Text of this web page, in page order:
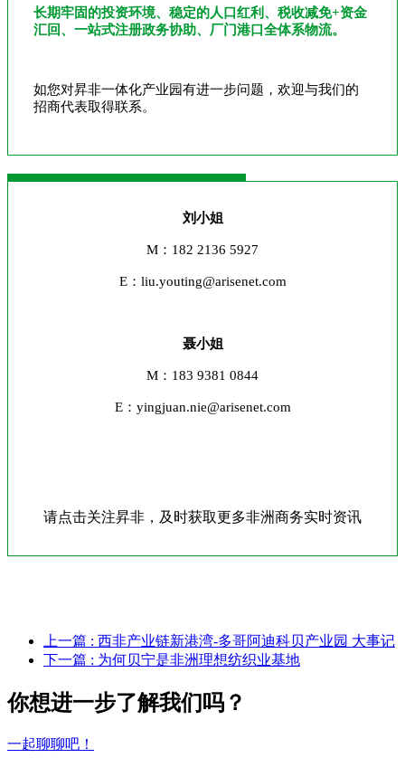
长期牢固的投资环境、稳定的人口红利、税收减免+资金
汇回、一站式注册政务协助、厂门港口全体系物流。
如您对昇非一体化产业园有进一步问题，欢迎与我们的
招商代表取得联系。
刘小姐
M：182 2136 5927
E：liu.youting@arisenet.com
聂小姐
M：183 9381 0844
E：yingjuan.nie@arisenet.com
请点击关注昇非，及时获取更多非洲商务实时资讯
上一篇 : 西非产业链新港湾-多哥阿迪科贝产业园 大事记
下一篇 : 为何贝宁是非洲理想纺织业基地
你想进一步了解我们吗？
一起聊聊吧！